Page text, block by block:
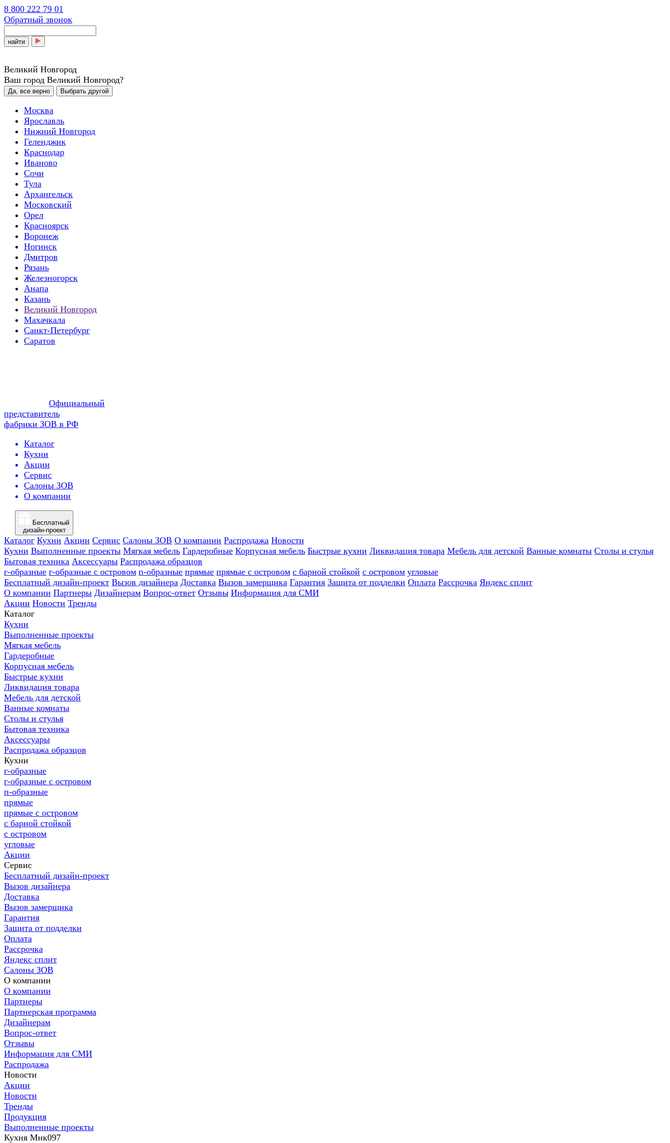
8 800 222 79 01
Обратный звонок
найти
Великий Новгород
Ваш город Великий Новгород?
Да, все верно Выбрать другой
Москва
Ярославль
Нижний Новгород
Геленджик
Краснодар
Иваново
Сочи
Тула
Архангельск
Московский
Орел
Красноярск
Воронеж
Ногинск
Дмитров
Рязань
Железногорск
Анапа
Казань
Великий Новгород
Махачкала
Санкт-Петербург
Саратов
Официальный
представитель
фабрики ЗОВ в РФ
Каталог
Кухни
Акции
Сервис
Салоны ЗОВ
О компании
Бесплатный
дизайн-проект
Каталог Кухни Акции Сервис Салоны ЗОВ О компании Распродажа Новости
Кухни Выполненные проекты Мягкая мебель Гардеробные Корпусная мебель Быстрые кухни Ликвидация товара Мебель для детской Ванные комнаты Столы и стулья
Бытовая техника Аксессуары Распродажа образцов
г-образные г-образные с островом п-образные прямые прямые с островом с барной стойкой с островом угловые
Бесплатный дизайн-проект Вызов дизайнера Доставка Вызов замерщика Гарантия Защита от подделки Оплата Рассрочка Яндекс сплит
О компании Партнеры Дизайнерам Вопрос-ответ Отзывы Информация для СМИ
Акции Новости Тренды
Каталог
Кухни
Выполненные проекты
Мягкая мебель
Гардеробные
Корпусная мебель
Быстрые кухни
Ликвидация товара
Мебель для детской
Ванные комнаты
Столы и стулья
Бытовая техника
Аксессуары
Распродажа образцов
Кухни
г-образные
г-образные с островом
п-образные
прямые
прямые с островом
с барной стойкой
с островом
угловые
Акции
Сервис
Бесплатный дизайн-проект
Вызов дизайнера
Доставка
Вызов замерщика
Гарантия
Защита от подделки
Оплата
Рассрочка
Яндекс сплит
Салоны ЗОВ
О компании
О компании
Партнеры
Партнерская программа
Дизайнерам
Вопрос-ответ
Отзывы
Информация для СМИ
Распродажа
Новости
Акции
Новости
Тренды
Продукция
Выполненные проекты
Кухня Мнк097